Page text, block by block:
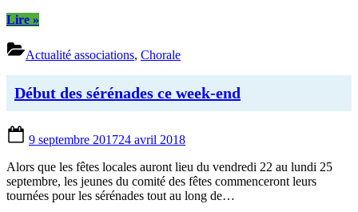
Lire“La
à
l’écomusée
de
Marquèze”
»
Actualité associations, Chorale
Début des sérénades ce week-end
on
9 septembre 201724 avril 2018
Alors que les fêtes locales auront lieu du vendredi 22 au lundi 25
septembre, les jeunes du comité des fêtes commenceront leurs
tournées pour les sérénades tout au long de…